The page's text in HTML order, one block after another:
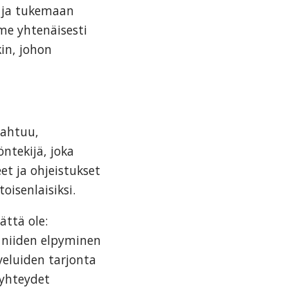
tukemaan
yhtenäisesti
johon
joka
ja ohjeistukset
ole:
elpyminen
tarjonta